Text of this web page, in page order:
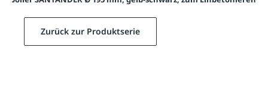
Zurück zur Produktserie